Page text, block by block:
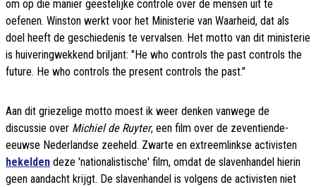
om op die manier geestelijke controle over de mensen uit te
oefenen. Winston werkt voor het Ministerie van Waarheid, dat als
doel heeft de geschiedenis te vervalsen. Het motto van dit ministerie
is huiveringwekkend briljant: "He who controls the past controls the
future. He who controls the present controls the past."
Aan dit griezelige motto moest ik weer denken vanwege de
discussie over Michiel de Ruyter, een film over de zeventiende-
eeuwse Nederlandse zeeheld. Zwarte en extreemlinkse activisten
hekelden deze 'nationalistische' film, omdat de slavenhandel hierin
geen aandacht krijgt. De slavenhandel is volgens de activisten niet